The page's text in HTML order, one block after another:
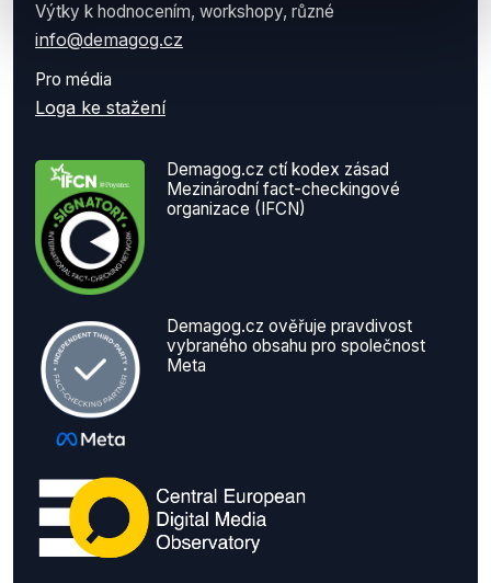
Výtky k hodnocením, workshopy, různé
info@demagog.cz
Pro média
Loga ke stažení
Demagog.cz ctí kodex zásad
Mezinárodní fact-checkingové
organizace (IFCN)
Demagog.cz ověřuje pravdivost
vybraného obsahu pro společnost
Meta